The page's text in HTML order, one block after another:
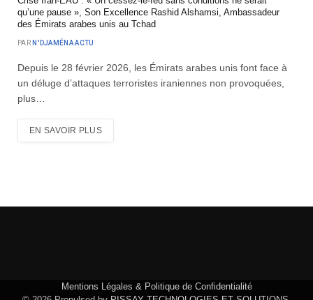
qu’une pause », Son Excellence Rashid Alshamsi, Ambassadeur
des Émirats arabes unis au Tchad
PAR N'DJAMÉNA ACTU
Depuis le 28 février 2026, les Émirats arabes unis font face à
un déluge d’attaques terroristes iraniennes non provoquées,
plus…
EN SAVOIR PLUS
Mentions Légales & Politique de Confidentialité